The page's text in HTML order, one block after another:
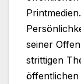
seiner
strittigen
öffentlichen